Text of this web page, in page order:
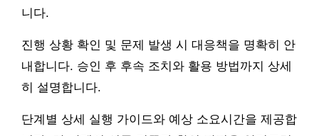
니다.
진행 상황 확인 및 문제 발생 시 대응책을 명확히 안
내합니다. 승인 후 후속 조치와 활용 방법까지 상세
히 설명합니다.
단계별 상세 실행 가이드와 예상 소요시간을 제공합